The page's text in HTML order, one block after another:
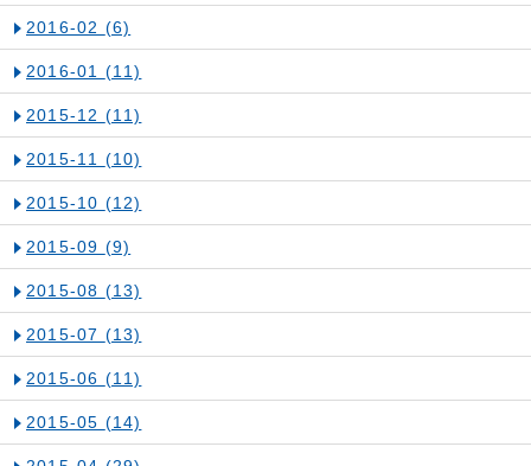
2016-02 (6)
2016-01 (11)
2015-12 (11)
2015-11 (10)
2015-10 (12)
2015-09 (9)
2015-08 (13)
2015-07 (13)
2015-06 (11)
2015-05 (14)